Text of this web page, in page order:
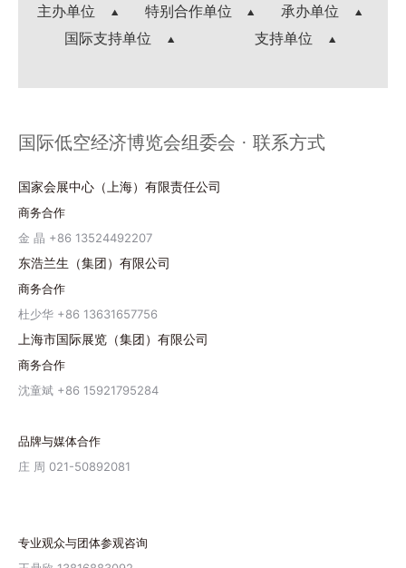
主办单位
特别合作单位
承办单位
国际支持单位
支持单位
国际低空经济博览会组委会 · 联系方式
国家会展中心（上海）有限责任公司
商务合作
金 晶 +86 13524492207
东浩兰生（集团）有限公司
商务合作
杜少华 +86 13631657756
上海市国际展览（集团）有限公司
商务合作
沈童斌 +86 15921795284
品牌与媒体合作
庄 周 021-50892081
专业观众与团体参观咨询